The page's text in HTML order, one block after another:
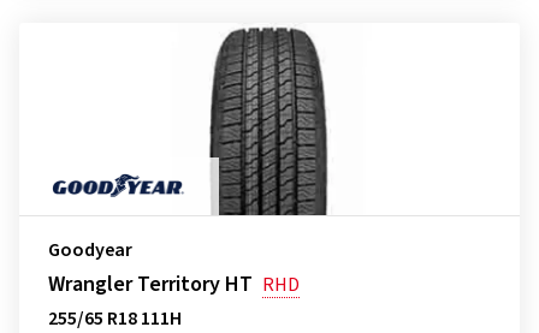
Goodyear
Wrangler Territory HT RHD
255/65 R18 111H